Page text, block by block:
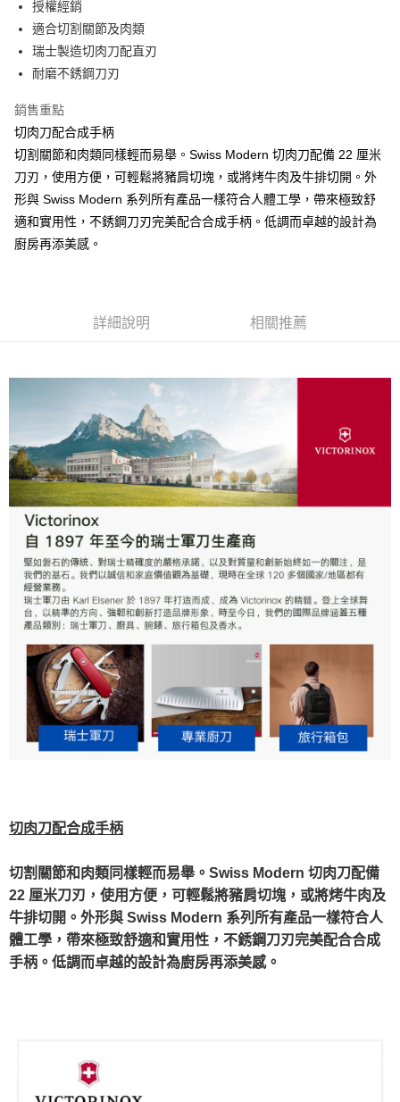
合作金庫商業銀行
華南商業銀行
國泰世華商業銀行
臺灣中小企業銀行
匯豐（台灣）商業銀行
聯邦商業銀行
元大商業銀行
永豐商業銀行
玉山商業銀行
星展（台灣）商業銀行
台新國際商業銀行
中國信託商業銀行
台灣樂天信用卡公司
6 期 0 利率 每期NT$240
合作金庫商業銀行
華南商業銀行
國泰世華商業銀行
臺灣中小企業銀行
匯豐（台灣）商業銀行
華泰商業銀行
聯邦商業銀行
遠東國際商業銀行
元大商業銀行
永豐商業銀行
玉山商業銀行
星展（台灣）商業銀行
台新國際商業銀行
中國信託商業銀行
台灣樂天信用卡公司
12 期 0 利率 每期NT$120
合作金庫商業銀行
上海商業儲蓄銀行
國泰世華商業銀行
臺灣中小企業銀行
台中商業銀行
匯豐（台灣）商業銀行
華泰商業銀行
遠東國際商業銀行
元大商業銀行
永豐商業銀行
玉山商業銀行
星展（台灣）商業銀行
台新國際商業銀行
數位禮券
LINE Pay
Apple Pay
街口支付
悠遊付
Google Pay
廠商自送宅配免運
授權經銷
適合切割關節及肉類
瑞士製造切肉刀配直刃
耐磨不銹鋼刀刃
銷售重點
切肉刀配合成手柄
切割關節和肉類同樣輕而易舉。Swiss Modern 切肉刀配備 22 厘米
刀刃，使用方便，可輕鬆將豬肩切塊，或將烤牛肉及牛排切開。外
形與 Swiss Modern 系列所有產品一樣符合人體工學，帶來極致舒
適和實用性，不銹鋼刀刃完美配合合成手柄。低調而卓越的設計為
廚房再添美感。
詳細說明 相關推薦
切肉刀配合成手柄
切割關節和肉類同樣輕而易舉。Swiss Modern 切肉刀配備
22 厘米刀刃，使用方便，可輕鬆將豬肩切塊，或將烤牛肉及
牛排切開。外形與 Swiss Modern 系列所有產品一樣符合人
體工學，帶來極致舒適和實用性，不銹鋼刀刃完美配合合成
手柄。低調而卓越的設計為廚房再添美感。